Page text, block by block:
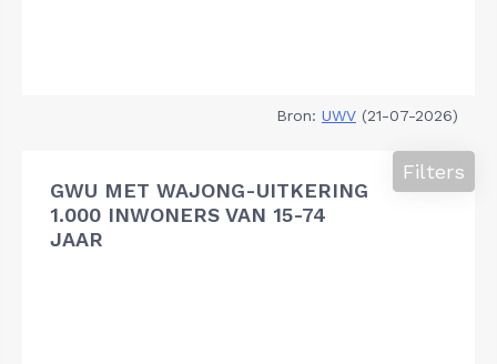
Bron: UWV (21-07-2026)
GWU MET WAJONG-UITKERING
1.000 INWONERS VAN 15-74
JAAR
Filters